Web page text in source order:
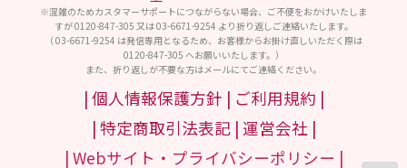
※混雑のためカスタマーサポートにつながらない場合、ご不便をおかけいたしま
すが 0120-847-305 又は 03-6671-9254 より折り返しご連絡いたします。
（ 03-6671-9254 は発信専用となるため、お客様からお掛け直しいただく際は
0120-847-305 へお願いいたします。）
また、折り返しが不要な方はメールにてご連絡ください。
| 個人情報保護方針 | ご利用規約 |
| 特定商取引法表記 | 運営会社 |
| Webサイト・プライバシーポリシー |